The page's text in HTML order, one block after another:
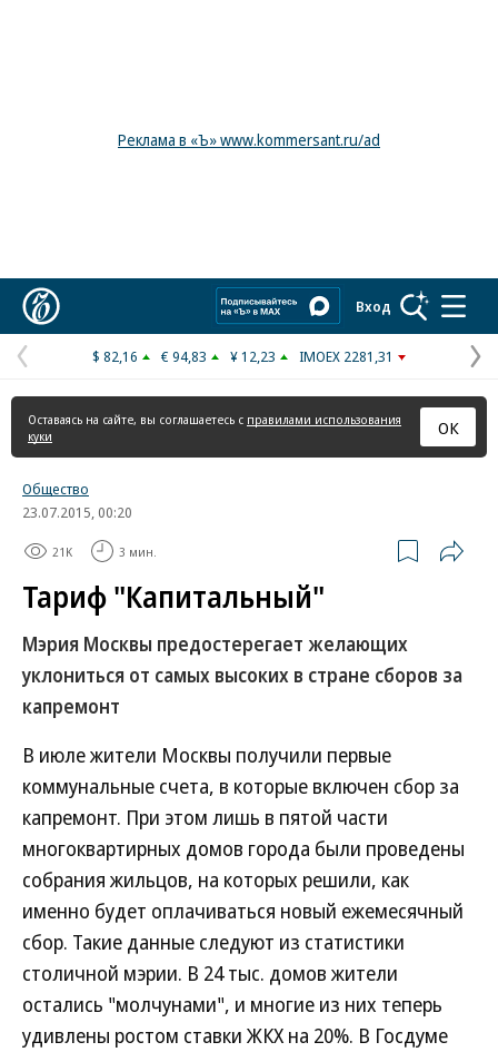
Реклама в «Ъ» www.kommersant.ru/ad
Вход
Предыдущая
страница
$ 82,16 € 94,83 ¥ 12,23 IMOEX 2281,31
Оставаясь на сайте, вы соглашаетесь с правилами использования
куки
ОК
Общество
23.07.2015, 00:20
21K 3 мин.
Тариф "Капитальный"
Мэрия Москвы предостерегает желающих
уклониться от самых высоких в стране сборов за
капремонт
В июле жители Москвы получили первые
коммунальные счета, в которые включен сбор за
капремонт. При этом лишь в пятой части
многоквартирных домов города были проведены
собрания жильцов, на которых решили, как
именно будет оплачиваться новый ежемесячный
сбор. Такие данные следуют из статистики
столичной мэрии. В 24 тыс. домов жители
остались "молчунами", и многие из них теперь
удивлены ростом ставки ЖКХ на 20%. В Госдуме